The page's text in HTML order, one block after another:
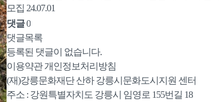
모집 24.07.01
댓글0
댓글목록
등록된 댓글이 없습니다.
이용약관 개인정보처리방침
(재)강릉문화재단 산하 강릉시문화도시지원 센터
주소 : 강원특별자치도 강릉시 임영로 155번길 18